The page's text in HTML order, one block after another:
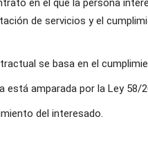
en el que la persona
de servicios y el
se basa en el
amparada por la Ley 58/
del interesado.